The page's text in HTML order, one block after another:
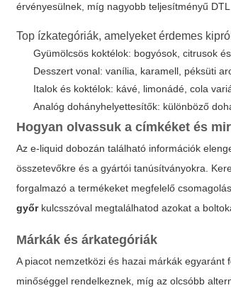
érvényesülnek, míg nagyobb teljesítményű
Top ízkategóriák, amelyeket érdemes
Gyümölcsös koktélok: bogyósok, citrusok
Desszert vonal: vanília, karamell, péksüti
Italok és koktélok: kávé, limonádé, cola
Analóg dohányhelyettesítők: különböző
Hogyan olvassuk a címkéket és
Az e-liquid dobozán található információk
összetevőkre és a gyártói tanúsítványokra.
forgalmazó a termékeket megfelelő
győrkulcsszóval megtalálhatod azokat a
Márkák és árkategóriák
A piacot nemzetközi és hazai márkák
minőséggel rendelkeznek, míg az olcsóbb